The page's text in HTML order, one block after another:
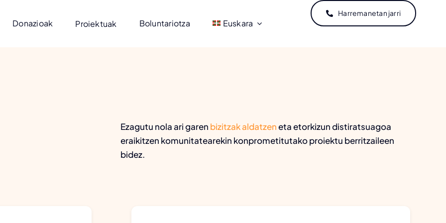
Donazioak Proiektuak Boluntariotza Euskara
Harremanetan jarri
Ezagutu nola ari garen bizitzak aldatzeneta etorkizun distiratsuagoa
eraikitzen komunitatearekin konprometitutako proiektu berritzaileen
bidez.